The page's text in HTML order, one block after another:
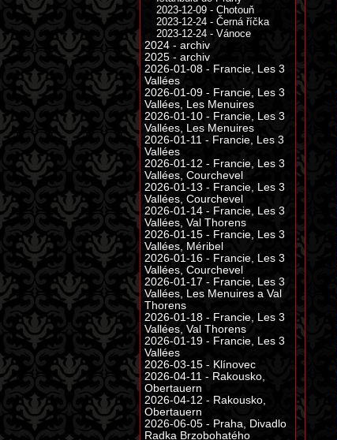
2023-12-09 - Chotouň
2023-12-24 - Černá říčka
2023-12-24 - Vánoce
2024 - archiv
2025 - archiv
2026-01-08 - Francie, Les 3
Vallées
2026-01-09 - Francie, Les 3
Vallées, Les Menuires
2026-01-10 - Francie, Les 3
Vallées, Les Menuires
2026-01-11 - Francie, Les 3
Vallées
2026-01-12 - Francie, Les 3
Vallées, Courchevel
2026-01-13 - Francie, Les 3
Vallées, Courchevel
2026-01-14 - Francie, Les 3
Vallées, Val Thorens
2026-01-15 - Francie, Les 3
Vallées, Méribel
2026-01-16 - Francie, Les 3
Vallées, Courchevel
2026-01-17 - Francie, Les 3
Vallées, Les Menuires a Val
Thorens
2026-01-18 - Francie, Les 3
Vallées, Val Thorens
2026-01-19 - Francie, Les 3
Vallées
2026-03-15 - Klínovec
2026-04-11 - Rakousko,
Obertauern
2026-04-12 - Rakousko,
Obertauern
2026-06-05 - Praha, Divadlo
Radka Brzobohatého